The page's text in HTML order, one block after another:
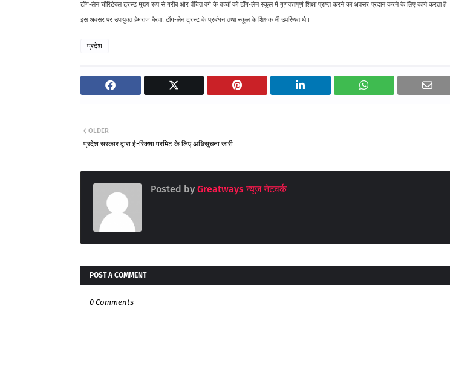
टोंग-लेन चौरिटेबल ट्रस्ट मुख्य रूप से गरीब और वंचित वर्ग के बच्चों को टोंग-लेन स्कूल में गुणवत्तापूर्ण शिक्षा प्राप्त करने का अवसर प्रदान करने के लिए कार्य करता है।
इस अवसर पर उपायुक्त हेमराज बैरवा, टोंग-लेन ट्रस्ट के प्रबंधन तथा स्कूल के शिक्षक भी उपस्थित थेे।
प्रदेश
OLDER
प्रदेश सरकार द्वारा ई-रिक्शा परमिट के लिए अधिसूचना जारी
Posted by Greatways न्यूज नेटवर्क
POST A COMMENT
0 Comments